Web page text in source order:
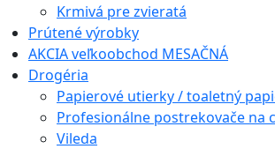
Krmivá pre zvieratá
Prútené výrobky
AKCIA veľkoobchod MESAČNÁ
Drogéria
Papierové utierky / toaletný
Profesionálne postrekovače na
Vileda